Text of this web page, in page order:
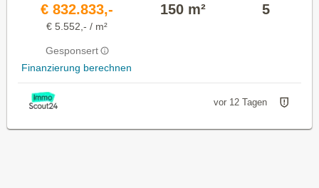
€ 832.833,-
€ 5.552,- / m²
Gesponsert
Finanzierung berechnen
150 m² 5
vor 12 Tagen